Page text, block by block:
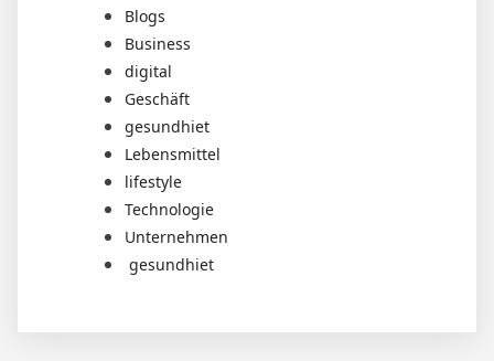
Blogs
Business
digital
Geschäft
gesundhiet
Lebensmittel
lifestyle
Technologie
Unternehmen
gesundhiet